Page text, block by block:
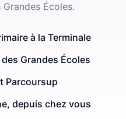
Écoles.
à la Terminale
Grandes Écoles
Parcoursup
depuis chez vous